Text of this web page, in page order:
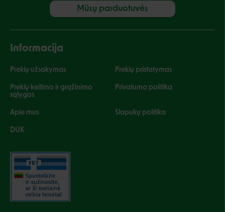
Mūsų parduotuvės
Informacija
Prekių užsakymas Prekių pristatymas
Prekių keitimo ir grąžinimo
sąlygos
Privatumo politika
Apie mus Slapukų politika
DUK